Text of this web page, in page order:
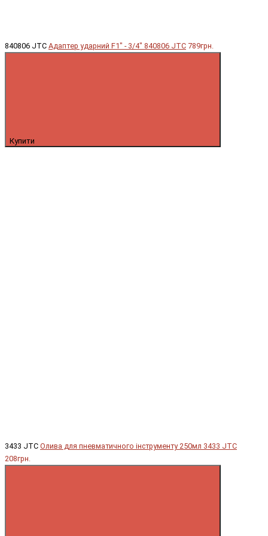
840806 JTC Адаптер ударний F1" - 3/4" 840806 JTC 789грн.
Купити
3433 JTC Олива для пневматичного інструменту 250мл 3433 JTC
208грн.